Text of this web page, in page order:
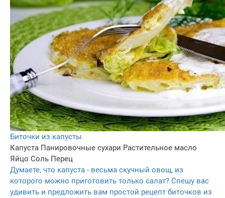
Биточки из капусты
Капуста Панировочные сухари Растительное масло
Яйцо Соль Перец
Думаете, что капуста - весьма скучный овощ, из
которого можно приготовить только салат? Спешу вас
удивить и предложить вам простой рецепт биточков из